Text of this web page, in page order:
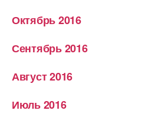
Октябрь 2016
Сентябрь 2016
Август 2016
Июль 2016